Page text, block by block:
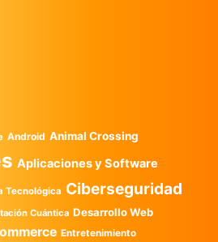
Android Animal Crossing
Aplicaciones y Software
Tecnológica Ciberseguridad
Cuántica Desarrollo Web
Entretenimiento